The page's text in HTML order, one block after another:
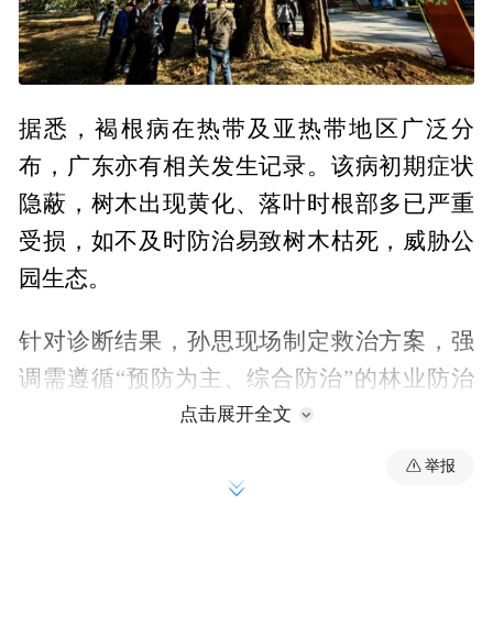
据悉，褐根病在热带及亚热带地区广泛分
布，广东亦有相关发生记录。该病初期症状
隐蔽，树木出现黄化、落叶时根部多已严重
受损，如不及时防治易致树木枯死，威胁公
园生态。
针对诊断结果，孙思现场制定救治方案，强
调需遵循“预防为主、综合防治”的林业防治
原则，不仅制定了科学的救治方案、给出后
续养护建议，还为公园管理人员及村民普及
常见树木病害的识别与预防知识。
点击展开全文
举报